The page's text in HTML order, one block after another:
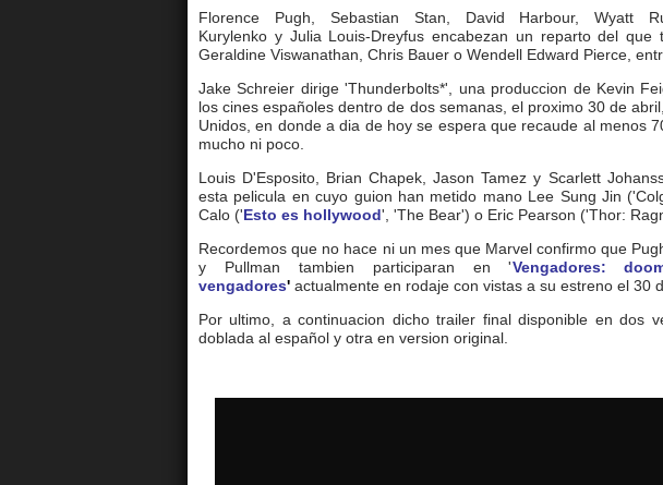
Florence Pugh, Sebastian Stan, David Harbour, Wyatt
Kurylenko y Julia Louis-Dreyfus encabezan un reparto del que
Geraldine Viswanathan, Chris Bauer o Wendell Edward Pierce,
Jake Schreier dirige 'Thunderbolts*', una produccion de Kevin
los cines españoles dentro de dos semanas, el proximo 30 de
Unidos, en donde a dia de hoy se espera que recaude al menos
mucho ni poco.
Louis D'Esposito, Brian Chapek, Jason Tamez y Scarlett
esta pelicula en cuyo guion han metido mano Lee Sung Jin
Calo ('Esto es hollywood', 'The Bear') o Eric Pearson ('Thor:
Recordemos que no hace ni un mes que Marvel confirmo que
y Pullman tambien participaran en 'Vengadores:
vengadores' actualmente en rodaje con vistas a su estreno el 30
Por ultimo, a continuacion dicho trailer final disponible en dos
doblada al español y otra en version original.